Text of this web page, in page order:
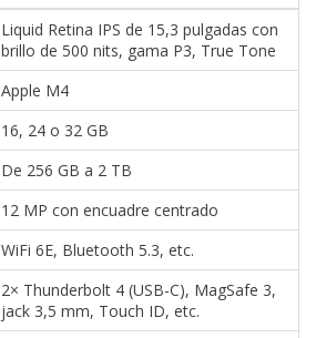
Liquid Retina IPS de 15,3 pulgadas con
brillo de 500 nits, gama P3, True Tone
Apple M4
16, 24 o 32 GB
De 256 GB a 2 TB
12 MP con encuadre centrado
WiFi 6E, Bluetooth 5.3, etc.
2× Thunderbolt 4 (USB-C), MagSafe 3,
jack 3,5 mm, Touch ID, etc.